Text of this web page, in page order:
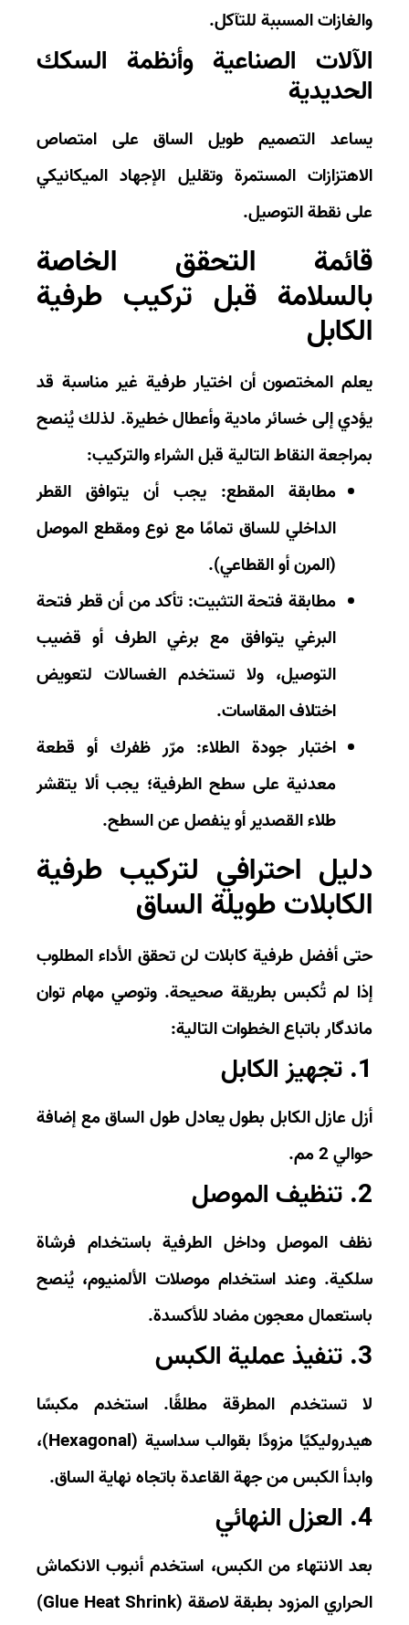
المسببة للتآكل.
الصناعية وأنظمة السكك
التصميم طويل الساق على امتصاص
المستمرة وتقليل الإجهاد الميكانيكي
نقطة التوصيل.
التحقق الخاصة
قبل تركيب طرفية
المختصون أن اختيار طرفية غير مناسبة قد
إلى خسائر مادية وأعطال خطيرة. لذلك يُنصح
النقاط التالية قبل الشراء والتركيب:
مطابقة المقطع:يجب أن يتوافق القطر
الداخلي للساق تمامًا مع نوع ومقطع الموصل
(المرن أو القطاعي).
مطابقة فتحة التثبيت:تأكد من أن قطر فتحة
البرغي يتوافق مع برغي الطرف أو قضيب
التوصيل، ولا تستخدم الغسالات لتعويض
اختلاف المقاسات.
اختبار جودة الطلاء: مرّر ظفرك أو قطعة
معدنية على سطح الطرفية؛ يجب ألا يتقشر
طلاء القصدير أو ينفصل عن السطح.
احترافي لتركيب طرفية
طويلة الساق
أفضل طرفية كابلات لن تحقق الأداء المطلوب
لم تُكبس بطريقة صحيحة. وتوصيمهام توان
باتباع الخطوات التالية:
عازل الكابل بطول يعادل طول الساق مع إضافة
2 مم .
الموصل وداخل الطرفية باستخدام فرشاة
وعند استخدام موصلات الألمنيوم، يُنصح
معجون مضاد للأكسدة.
تستخدم المطرقة مطلقًا. استخدم مكبسًا
مزودًا بقوالبسداسية (Hexagonal)
،
الكبس من جهة القاعدة باتجاه نهاية الساق.
الانتهاء من الكبس، استخدم أنبوب الانكماش
المزود بطبقة لاصقة (Glue Heat Shrink
)